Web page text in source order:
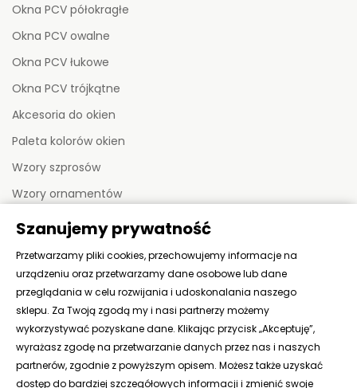
Okna PCV półokragłe
Okna PCV owalne
Okna PCV łukowe
Okna PCV trójkątne
Akcesoria do okien
Paleta kolorów okien
Wzory szprosów
Wzory ornamentów
MOJE KONTO
Moje zamówienia
Moje adresy
Moje dane
Szanujemy prywatność
Przetwarzamy pliki cookies, przechowujemy informacje na
urządzeniu oraz przetwarzamy dane osobowe lub dane
przeglądania w celu rozwijania i udoskonalania naszego
sklepu. Za Twoją zgodą my i nasi partnerzy możemy
wykorzystywać pozyskane dane. Klikając przycisk „Akceptuję”,
wyrażasz zgodę na przetwarzanie danych przez nas i naszych
partnerów, zgodnie z powyższym opisem. Możesz także uzyskać
dostęp do bardziej szczegółowych informacji i zmienić swoje